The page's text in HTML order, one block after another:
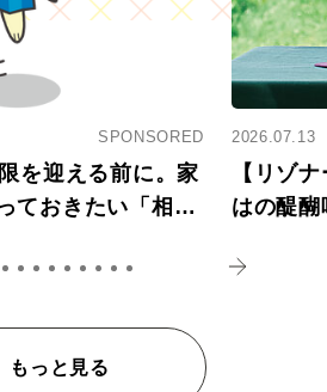
SPONSORED
を迎える前に。家
ておきたい「相続
2026.07.13
【リゾ
はの醍
もっと見る